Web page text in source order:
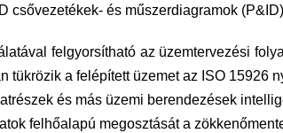
csővezetékek- és műszerdiagramok
felgyorsítható az üzemtervezési
tükrözik a felépített üzemet az ISO 15926
és más üzemi berendezések
felhőalapú megosztását a